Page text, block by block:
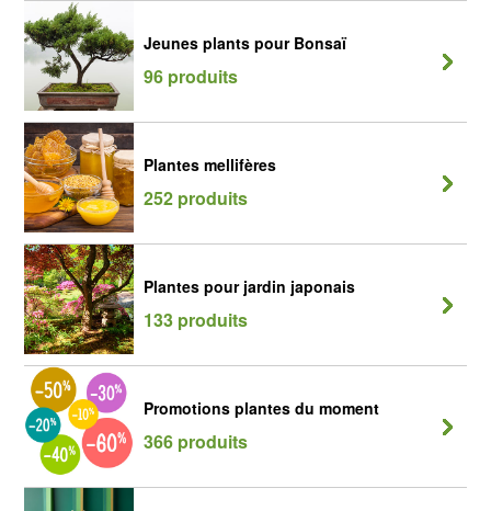
Jeunes plants pour Bonsaï
96 produits
Plantes mellifères
252 produits
Plantes pour jardin japonais
133 produits
Promotions plantes du moment
366 produits